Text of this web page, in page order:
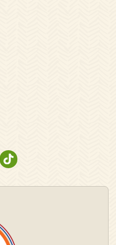
INSTAGRAM
OP PINTEREST
OP YOUTUBE
NATURESCANNER OP TIKTOK